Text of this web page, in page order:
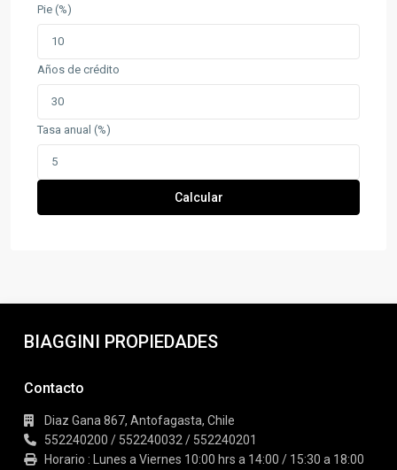
Pie (%)
Años de crédito
Tasa anual (%)
Calcular
BIAGGINI PROPIEDADES
Contacto
Diaz Gana 867, Antofagasta, Chile
552240200 / 552240032 / 552240201
Horario : Lunes a Viernes 10:00 hrs a 14:00 / 15:30 a 18:00